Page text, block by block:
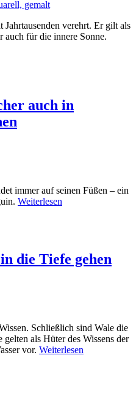
verehrt. Er gilt als
auch für die innere Sonne.
auch in
immer auf seinen Füßen – ein
Weiterlesen
die Tiefe gehen
Schließlich sind Wale die
als Hüter des Wissens der
vor. Weiterlesen